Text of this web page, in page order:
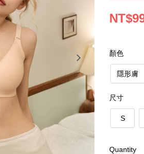
顏色
隱形膚
尺寸
S
Quantity